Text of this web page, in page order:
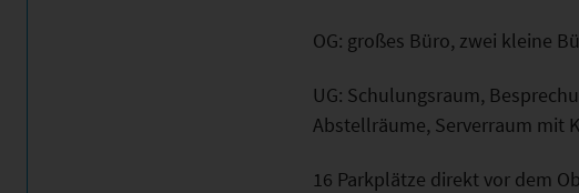
OG: großes Büro, zwei kleine
UG: Schulungsraum,
Abstellräume, Serverraum mit
16 Parkplätze direkt vor dem